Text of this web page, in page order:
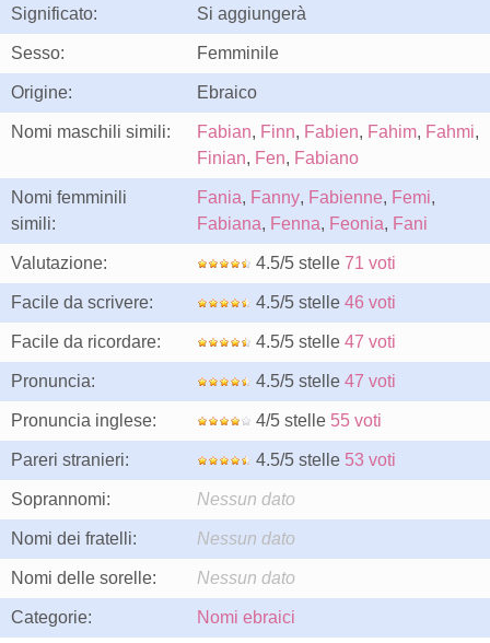
Significato: Si aggiungerà
Sesso: Femminile
Origine: Ebraico
Nomi maschili simili: Fabian, Finn, Fabien, Fahim, Fahmi,
Finian, Fen, Fabiano
Nomi femminili
simili:
Fania, Fanny, Fabienne, Femi,
Fabiana, Fenna, Feonia, Fani
Valutazione: 4.5/5 stelle 71 voti
Facile da scrivere: 4.5/5 stelle 46 voti
Facile da ricordare: 4.5/5 stelle 47 voti
Pronuncia: 4.5/5 stelle 47 voti
Pronuncia inglese: 4/5 stelle 55 voti
Pareri stranieri: 4.5/5 stelle 53 voti
Soprannomi: Nessun dato
Nomi dei fratelli: Nessun dato
Nomi delle sorelle: Nessun dato
Categorie: Nomi ebraici